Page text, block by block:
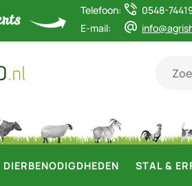
Telefoon:
0548-
E-mail:
DIERBENODIGDHEDEN STAL &